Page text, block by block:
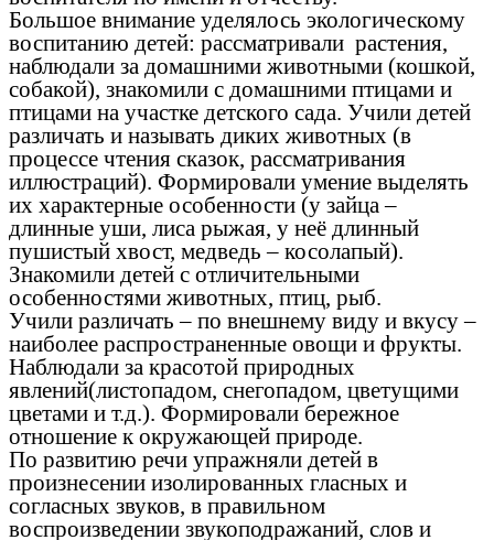
Большое внимание уделялось экологическому
воспитанию детей: рассматривали растения,
наблюдали за домашними животными (кошкой,
собакой), знакомили с домашними птицами и
птицами на участке детского сада. Учили детей
различать и называть диких животных (в
процессе чтения сказок, рассматривания
иллюстраций). Формировали умение выделять
их характерные особенности (у зайца –
длинные уши, лиса рыжая, у неё длинный
пушистый хвост, медведь – косолапый).
Знакомили детей с отличительными
особенностями животных, птиц, рыб.
Учили различать – по внешнему виду и вкусу –
наиболее распространенные овощи и фрукты.
Наблюдали за красотой природных
явлений(листопадом, снегопадом, цветущими
цветами и т.д.). Формировали бережное
отношение к окружающей природе.
По развитию речи упражняли детей в
произнесении изолированных гласных и
согласных звуков, в правильном
воспроизведении звукоподражаний, слов и